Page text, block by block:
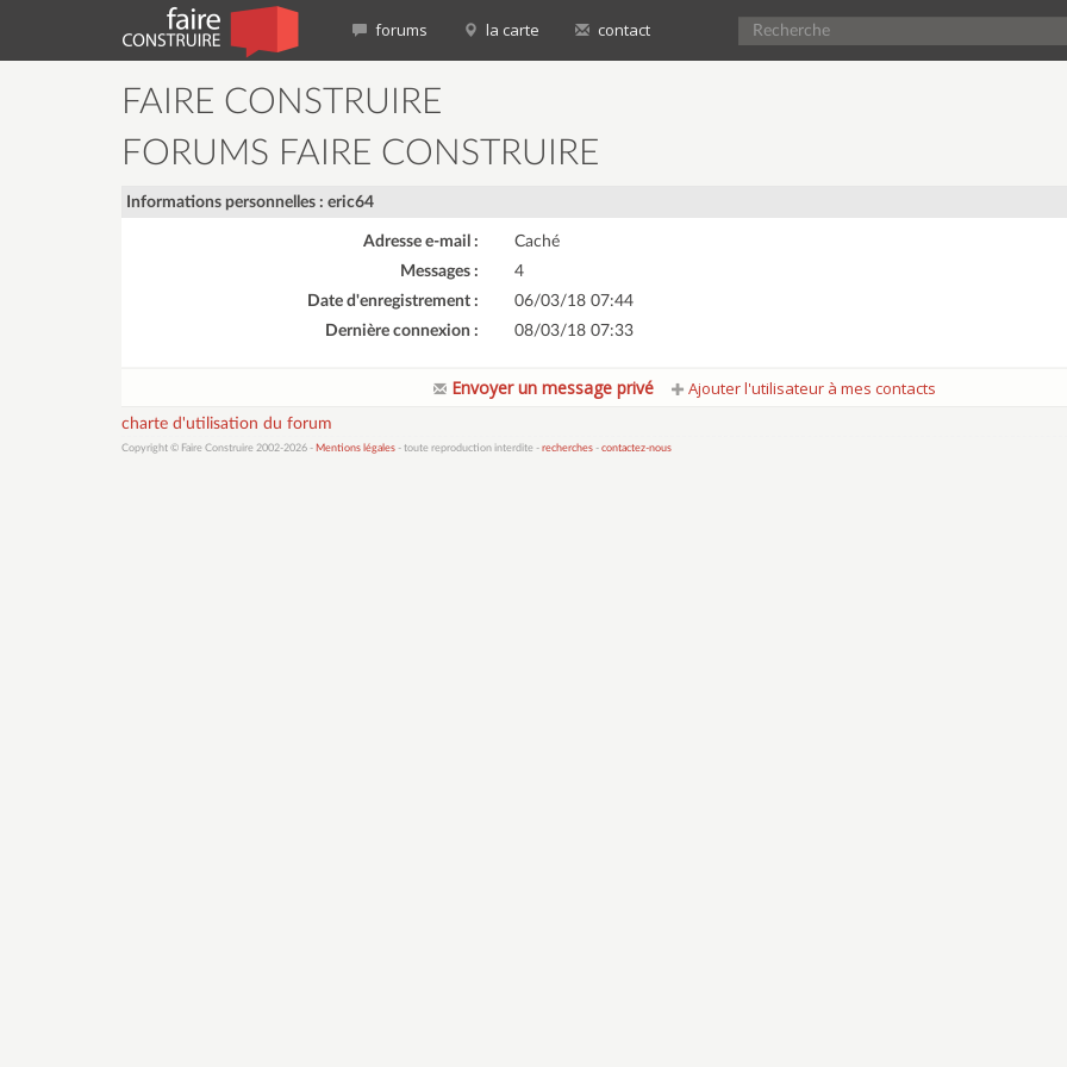
forums la carte contact
FAIRE CONSTRUIRE
FORUMS FAIRE CONSTRUIRE
Informations personnelles : eric64
Adresse e-mail :
Caché
Messages :
4
Date d'enregistrement :
06/03/18 07:44
Dernière connexion :
08/03/18 07:33
Envoyer un message privé Ajouter l'utilisateur à mes contacts
charte d'utilisation du forum
Copyright © Faire Construire 2002-2026 - Mentions légales - toute reproduction interdite - recherches - contactez-nous